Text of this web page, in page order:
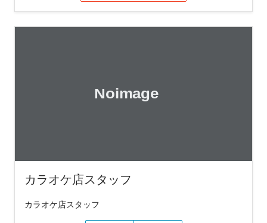
カラオケ店スタッフ
カラオケ店スタッフ